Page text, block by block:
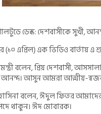
ডেস্ক: দেশবাসীকে সুখী,
(১০ এপ্রিল) এক ভিডিও বার্তায় এ
বলেন, প্রিয় দেশবাসী,
আনন্দ। আসুন আমরা আত্মীয়-স্বজন,
বলেন, ঈদুল ফিতর
থাকুন। ঈদ মোবারক।